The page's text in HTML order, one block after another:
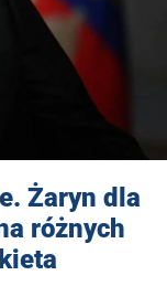
Żaryn dla
różnych